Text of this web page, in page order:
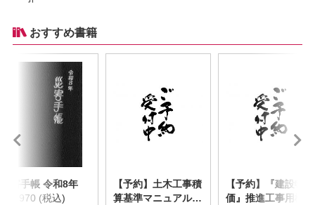
おすすめ書籍
災害手帳 令和8年
￥2,970 (税込)
【予約】土木工事積
算基準マニュアル
【予約】『建設物
価』推進工事用機械